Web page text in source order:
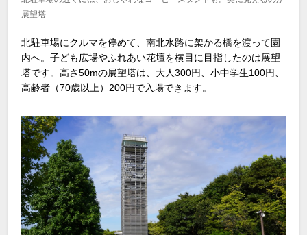
展望塔
北駐車場にクルマを停めて、南北水路に架かる橋を渡って園
内へ。子ども広場やふれあい花壇を横目に目指したのは展望
塔です。高さ50mの展望塔は、大人300円、小中学生100円、
高齢者（70歳以上）200円で入場できます。